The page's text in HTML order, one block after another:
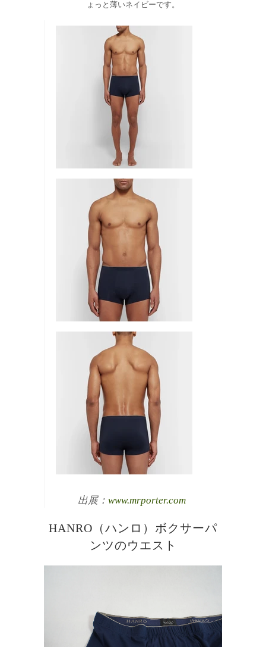
ょっと薄いネイビーです。
出展： www.mrporter.com
HANRO（ハンロ）ボクサーパ
ンツのウエスト